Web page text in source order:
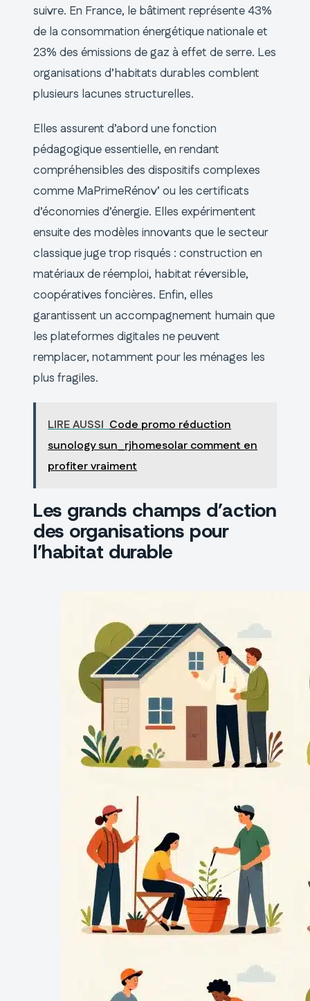
suivre. En France, le bâtiment représente 43%
de la consommation énergétique nationale et
23% des émissions de gaz à effet de serre. Les
organisations d’habitats durables comblent
plusieurs lacunes structurelles.
Elles assurent d’abord une fonction
pédagogique essentielle, en rendant
compréhensibles des dispositifs complexes
comme MaPrimeRénov’ ou les certificats
d’économies d’énergie. Elles expérimentent
ensuite des modèles innovants que le secteur
classique juge trop risqués : construction en
matériaux de réemploi, habitat réversible,
coopératives foncières. Enfin, elles
garantissent un accompagnement humain que
les plateformes digitales ne peuvent
remplacer, notamment pour les ménages les
plus fragiles.
LIRE AUSSI Code promo réduction
sunology sun_rjhomesolar comment en
profiter vraiment
Les grands champs d’action
des organisations pour
l’habitat durable